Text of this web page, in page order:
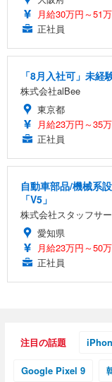
月給30万円～51
正社員
「8月入社可」未
株式会社alBee
東京都
月給23万円～35
正社員
自動車部品/機械系
「V5」
株式会社スタッフサ
愛知県
月給23万円～50
正社員
注目の話題
Google Pixel 9